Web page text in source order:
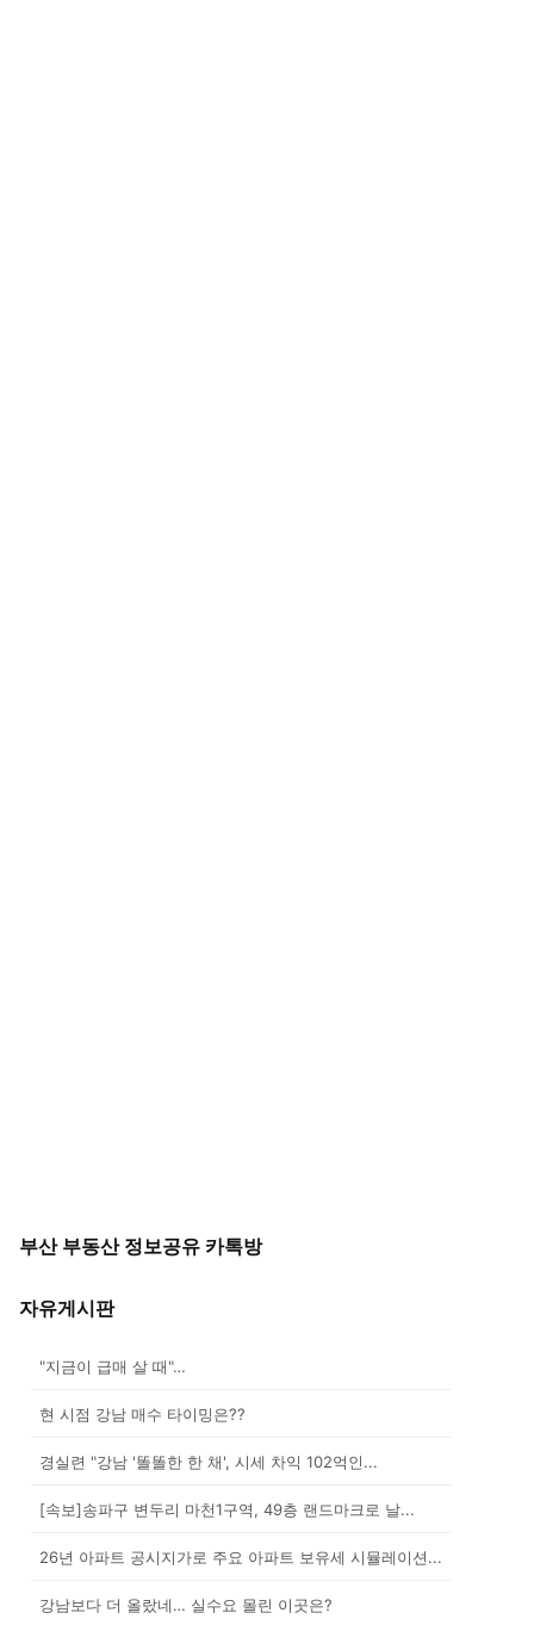
부산 부동산 정보공유 카톡방
자유게시판
"지금이 급매 살 때"…
현 시점 강남 매수 타이밍은??
경실련 "강남 '똘똘한 한 채', 시세 차익 102억인...
[속보]송파구 변두리 마천1구역, 49층 랜드마크로 날...
26년 아파트 공시지가로 주요 아파트 보유세 시뮬레이션...
강남보다 더 올랐네… 실수요 몰린 이곳은?